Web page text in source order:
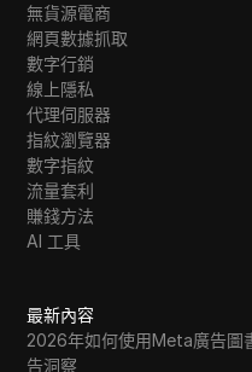
無貨源電商
網頁數據抓取
數字行銷
線上隱私
代理伺服器
指紋瀏覽器
數字指紋
流量套利
賺錢方法
AI 工具
最新內容
2026年如何使用Meta廣告圖
告洞察